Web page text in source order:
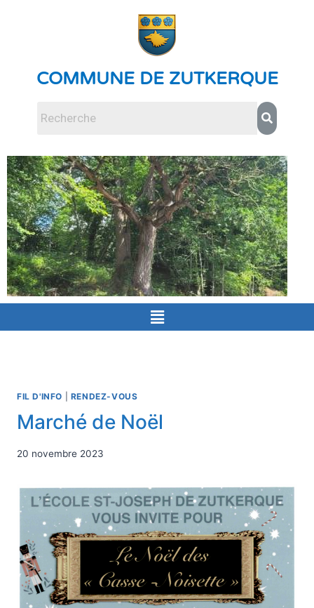
COMMUNE DE ZUTKERQUE
FIL D'INFO RENDEZ-VOUS
Marché de Noël
20 novembre 2023